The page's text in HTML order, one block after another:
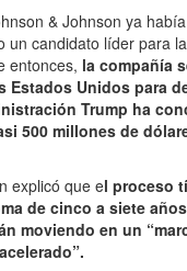
& Johnson ya
un candidato líder para
entonces, la compañía
Estados Unidos para
Trump ha
500 millones de
explicó que el proceso
de cinco a siete
moviendo en un